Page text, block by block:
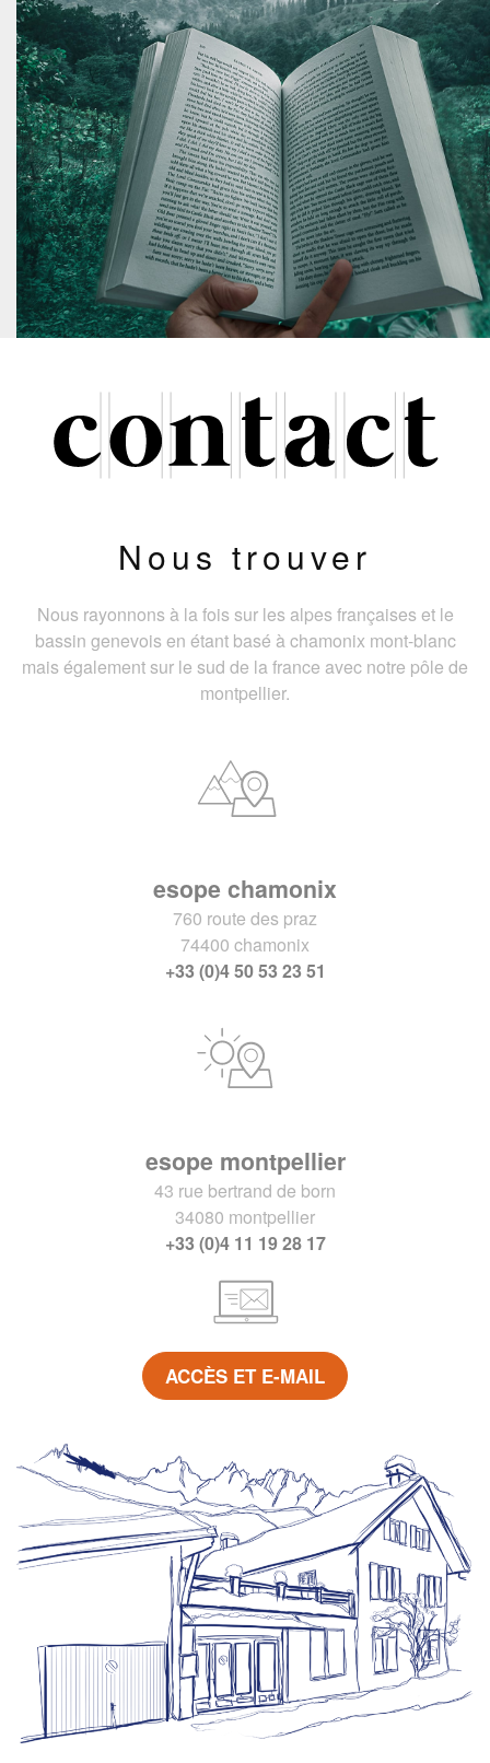
Nous trouver
Nous rayonnons à la fois sur les alpes françaises et le
bassin genevois en étant basé à chamonix mont-blanc
mais également sur le sud de la france avec notre pôle de
montpellier.
esope chamonix
760 route des praz
74400 chamonix
+33 (0)4 50 53 23 51
esope montpellier
43 rue bertrand de born
34080 montpellier
+33 (0)4 11 19 28 17
ACCÈS ET E-MAIL